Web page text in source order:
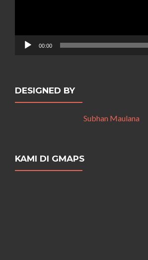
00:00
DESIGNED BY
Subhan Maulana
KAMI DI GMAPS